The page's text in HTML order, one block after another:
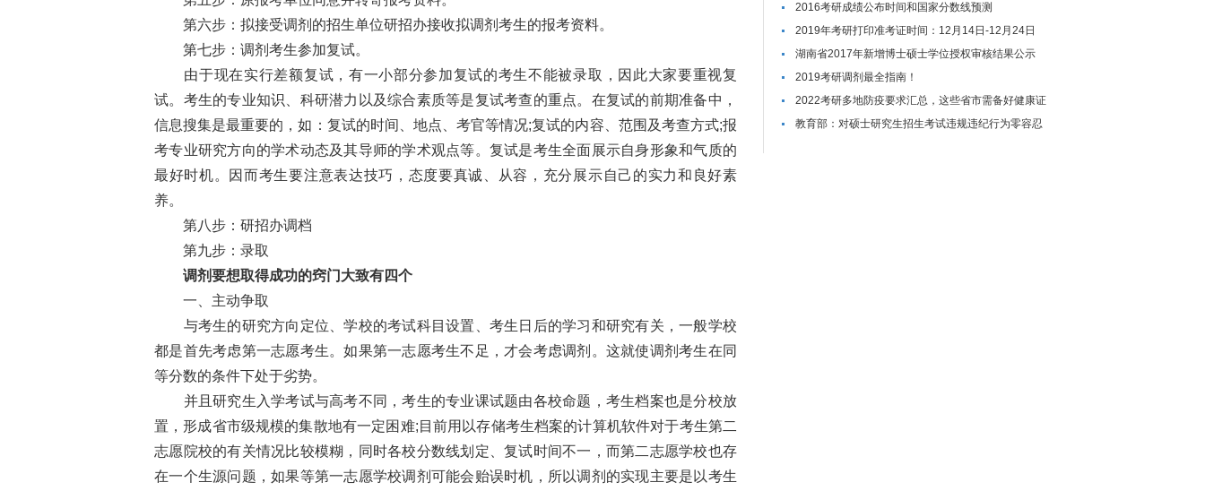
第六步：拟接受调剂的招生单位研招办接收拟调剂考生的报考资料。
第七步：调剂考生参加复试。
由于现在实行差额复试，有一小部分参加复试的考生不能被录取，因此大家要重视复
试。考生的专业知识、科研潜力以及综合素质等是复试考查的重点。在复试的前期准备中，
信息搜集是最重要的，如：复试的时间、地点、考官等情况;复试的内容、范围及考查方式;报
考专业研究方向的学术动态及其导师的学术观点等。复试是考生全面展示自身形象和气质的
最好时机。因而考生要注意表达技巧，态度要真诚、从容，充分展示自己的实力和良好素
养。
第八步：研招办调档
第九步：录取
调剂要想取得成功的窍门大致有四个
一、主动争取
与考生的研究方向定位、学校的考试科目设置、考生日后的学习和研究有关，一般学校
都是首先考虑第一志愿考生。如果第一志愿考生不足，才会考虑调剂。这就使调剂考生在同
等分数的条件下处于劣势。
并且研究生入学考试与高考不同，考生的专业课试题由各校命题，考生档案也是分校放
置，形成省市级规模的集散地有一定困难;目前用以存储考生档案的计算机软件对于考生第二
志愿院校的有关情况比较模糊，同时各校分数线划定、复试时间不一，而第二志愿学校也存
在一个生源问题，如果等第一志愿学校调剂可能会贻误时机，所以调剂的实现主要是以考生
2016考研成绩公布时间和国家分数线预测
2019年考研打印准考证时间：12月14日-12月24日
湖南省2017年新增博士硕士学位授权审核结果公示
2019考研调剂最全指南！
2022考研多地防疫要求汇总，这些省市需备好健康证
明！
教育部：对硕士研究生招生考试违规违纪行为零容忍